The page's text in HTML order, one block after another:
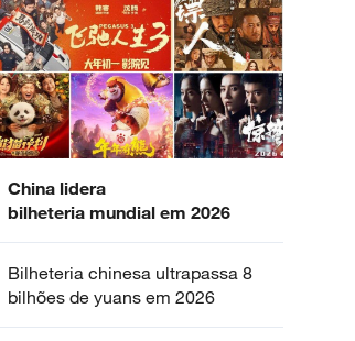
China lidera
bilheteria mundial em 2026
Bilheteria chinesa ultrapassa 8
bilhões de yuans em 2026